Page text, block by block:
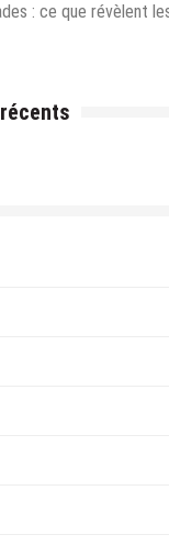
: ce que révèlent